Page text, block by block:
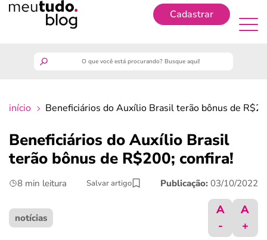
Cadastrar
finanças
benefícios
crédito fácil
início Beneficiários do Auxílio Brasil terão bônus de
Beneficiários do Auxílio Brasil
terão bônus de R$200; confira!
8 min leitura Salvar artigo Publicação: 03/10/2022
notícias
A
-
A
+